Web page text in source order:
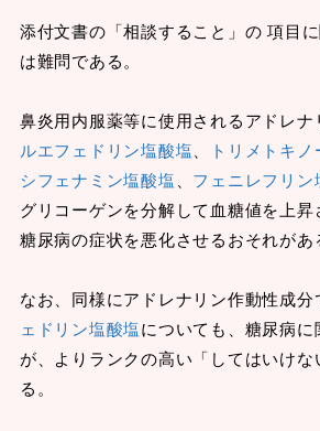
添付文書の「相談すること」の 項目
は難問である。
鼻炎用内服薬等に使用されるアドレナ
ルエフェドリン塩酸塩
トリメトキ
シフェナミン塩酸塩
フェニレフリン
グリコーゲンを分解して血糖値を上昇
糖尿病の症状を悪化させるおそれがあ
なお、同様にアドレナリン作動性成分
ェドリン塩酸塩についても、糖尿病に
が、よりランクの高い「してはいけ
る。